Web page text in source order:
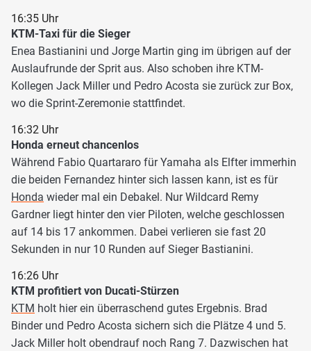
16:35 Uhr
KTM-Taxi für die Sieger
Enea Bastianini und Jorge Martin ging im übrigen auf der
Auslaufrunde der Sprit aus. Also schoben ihre KTM-
Kollegen Jack Miller und Pedro Acosta sie zurück zur Box,
wo die Sprint-Zeremonie stattfindet.
16:32 Uhr
Honda erneut chancenlos
Während Fabio Quartararo für Yamaha als Elfter immerhin
die beiden Fernandez hinter sich lassen kann, ist es für
Honda wieder mal ein Debakel. Nur Wildcard Remy
Gardner liegt hinter den vier Piloten, welche geschlossen
auf 14 bis 17 ankommen. Dabei verlieren sie fast 20
Sekunden in nur 10 Runden auf Sieger Bastianini.
16:26 Uhr
KTM profitiert von Ducati-Stürzen
KTM holt hier ein überraschend gutes Ergebnis. Brad
Binder und Pedro Acosta sichern sich die Plätze 4 und 5.
Jack Miller holt obendrauf noch Rang 7. Dazwischen hat